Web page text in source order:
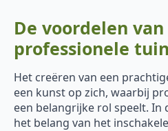
De voordelen van
professionele
Het creëren van een
een kunst op zich, waarbij
een belangrijke rol speelt.
het belang van het